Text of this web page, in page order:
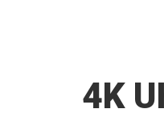
4K